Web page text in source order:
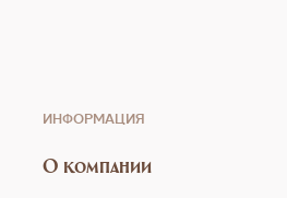
ИНФОРМАЦИЯ
О компании